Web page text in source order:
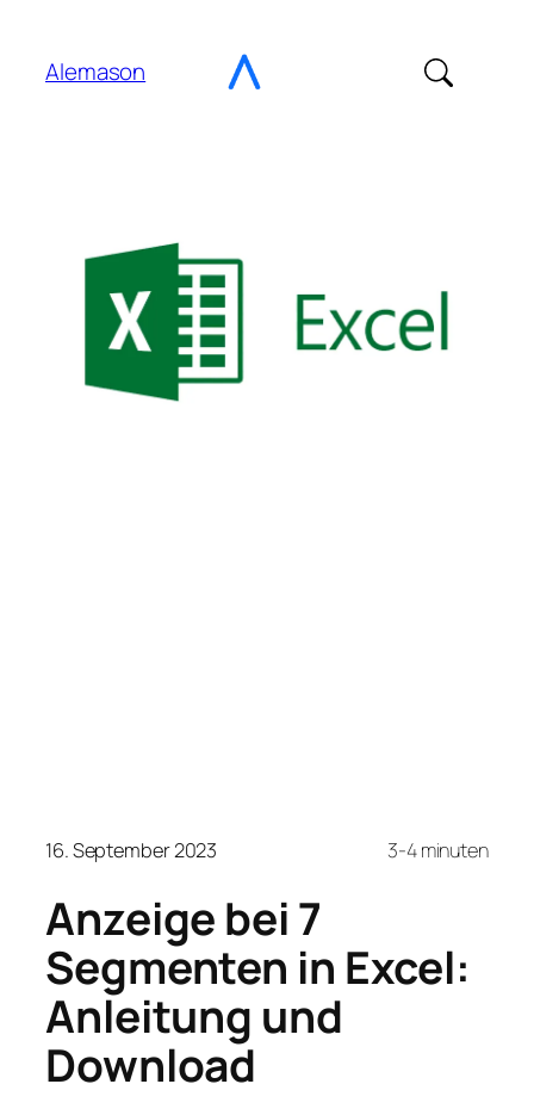
Content
Alemason
16. September 2023 3-4 minuten
Anzeige bei 7
Segmenten in Excel:
Anleitung und
Download